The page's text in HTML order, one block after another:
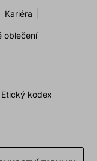
Kariéra
oblečení
Etický kodex